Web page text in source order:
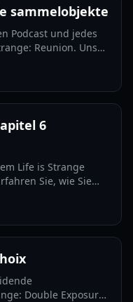
sammelobjekte
Podcast und jedes
Reunion. Unser
6
Life is Strange
Sie, wie Sie
Double Exposure.